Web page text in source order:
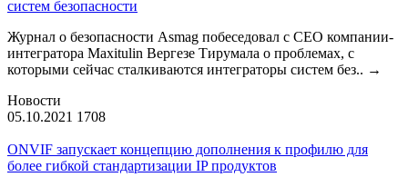
систем безопасности
Журнал о безопасности Asmag побеседовал с CEO компании-
интегратора Maxitulin Вергезе Тирумала о проблемах, с
которыми сейчас сталкиваются интеграторы систем без.. →
Новости
05.10.2021 1708
ONVIF запускает концепцию дополнения к профилю для
более гибкой стандартизации IP продуктов